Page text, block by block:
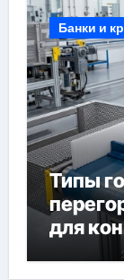
Банки и
Типы
для